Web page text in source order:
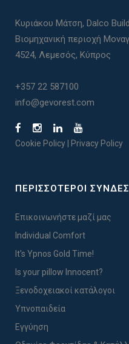
Κυριάκου Μάτση, Dalco
Βιομηχανική περιοχή
4524, Λεμεσός, Κύπρος
+357 22 587100
info@gevorest.com
Cookie Policy Privacy Policy
ΠΕΡΙΣΣΟΤΕΡΟΙ
Επικοινωνήστε μαζί μας
Individual Comfort
It's Ypnos Gold Time!
Is your pillow Innocent?
Ξενοδοχειακοί κατάλογοι
Υπνοπαιδεία
Εγγύηση